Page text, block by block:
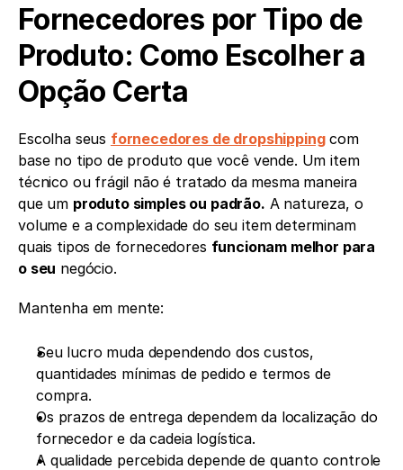
Fornecedores por Tipo de
Produto: Como Escolher a
Opção Certa
Escolha seus fornecedores de dropshipping com
base no tipo de produto que você vende. Um item
técnico ou frágil não é tratado da mesma maneira
que um produto simples ou padrão. A natureza, o
volume e a complexidade do seu item determinam
quais tipos de fornecedores funcionam melhor para
o seu negócio.
Mantenha em mente:
Seu lucro muda dependendo dos custos,
quantidades mínimas de pedido e termos de
compra.
Os prazos de entrega dependem da localização do
fornecedor e da cadeia logística.
A qualidade percebida depende de quanto controle